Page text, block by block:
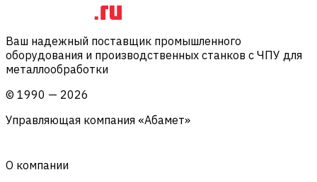
Ваш надежный поставщик промышленного
оборудования и производственных станков с ЧПУ для
металлообработки
© 1990 — 2026
Управляющая компания «Абамет»
О компании